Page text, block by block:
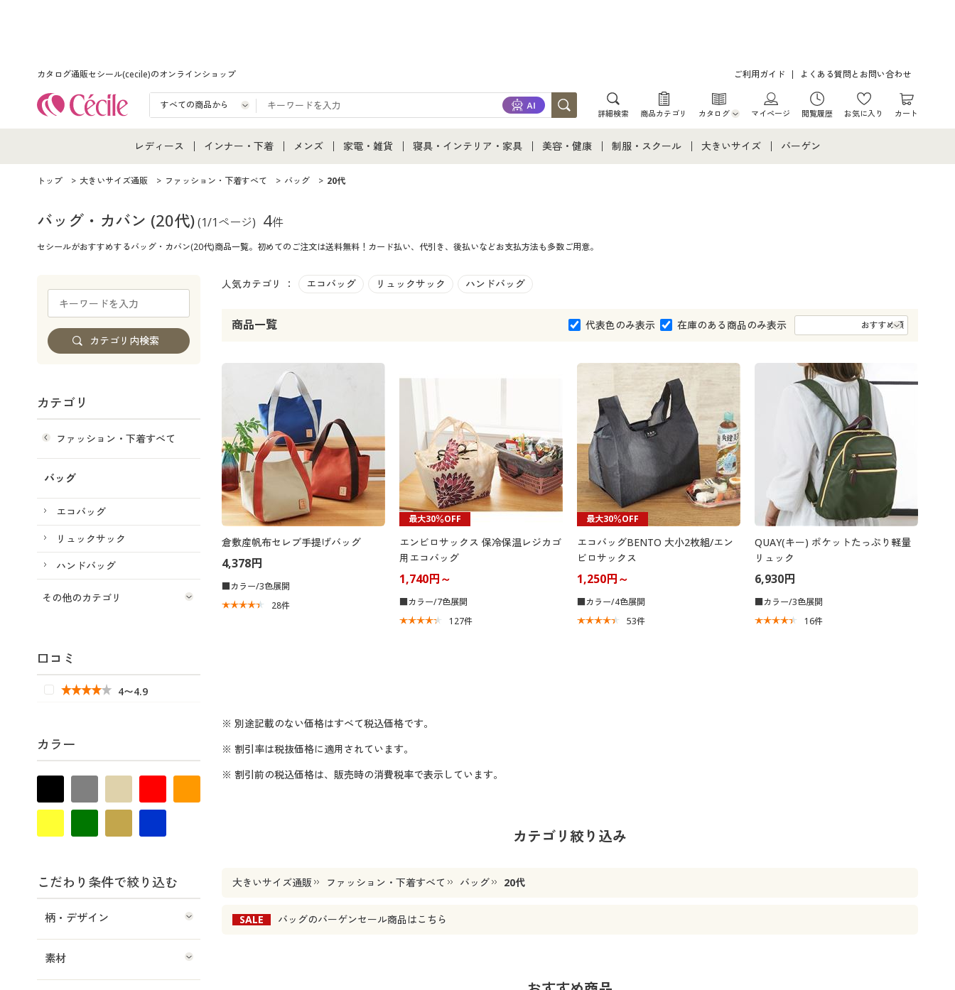
カタログ通販セシール(cecile)のオンラインショップ ご利用ガイド よくある質問とお問い合わせ
詳細検索 商品カテゴリ カタログ
カタログ・チラシからのご注文
マイページ 閲覧履歴 お気に入り カート
レディース
レディース通販すべて
レディースファッション
女性下着
インナー・下着
インナー・下着通販すべて
メンズ下着
ジュニア・ティーンズ下着
メンズ
メンズ通販すべて
メンズ下着
家電・雑貨
家電・雑貨すべて
キッチン・雑貨・日用品
寝具・インテリア・家具
寝具・ベッド
カーテン・ラグ・ファブリック
美容・健康 制服・スクール 大きいサイズ
大きいサイズ 事務・制服
バーゲン
トップ 大きいサイズ通販 ファッション・下着すべて バッグ 20代
バッグ・カバン (20代)(1/1ページ) 4件
セシールがおすすめするバッグ・カバン(20代)商品一覧。初めてのご注文は送料無料！カード払い、代引き、後払いなどお支払方法も多数ご用意。
人気カテゴリ ： エコバッグ リュックサック ハンドバッグ
商品一覧 代表色のみ表示 在庫のある商品のみ表示
倉敷産帆布セレブ手提げバッグ
4,378円
■カラー/3色展開
28件
最大30％OFF
エンビロサックス 保冷保温レジカゴ
用エコバッグ
1,740円～
■カラー/7色展開
127件
最大30％OFF
エコバッグBENTO 大小2枚組/エン
ビロサックス
1,250円～
■カラー/4色展開
53件
QUAY(キー) ポケットたっぷり軽量
リュック
6,930円
■カラー/3色展開
16件
※ 別途記載のない価格はすべて税込価格です。
※ 割引率は税抜価格に適用されています。
※ 割引前の税込価格は、販売時の消費税率で表示しています。
カテゴリ絞り込み
大きいサイズ通販 ファッション・下着すべて バッグ 20代
SALE バッグのバーゲンセール商品はこちら
カテゴリ
ファッション・下着すべて
バッグ
エコバッグ
リュックサック
ハンドバッグ
その他のカテゴリ
口コミ
4〜4.9
カラー
こだわり条件で絞り込む
柄・デザイン
素材